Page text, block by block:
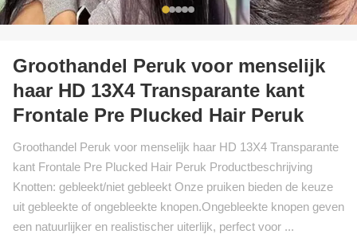
Groothandel Peruk voor menselijk
haar HD 13X4 Transparante kant
Frontale Pre Plucked Hair Peruk
Groothandel Peruk voor menselijk haar HD 13X4 Transparante
kant Frontale Pre Plucked Hair Peruk Productbeschrijving
Knotten: gebleekt/niet gebleekt Onze pruiken bieden de keuze
uit gebleekte of ongebleekte knopen.Ongebleekte knopen geven
een natuurlijker en realistischer uiterlijk, perfect voor ...